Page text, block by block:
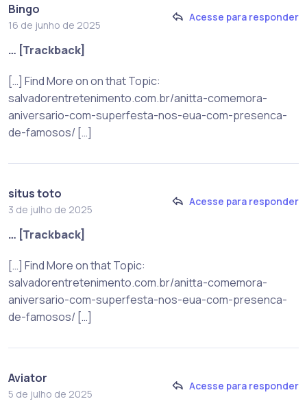
Bingo
16 de junho de 2025
Acesse para responder
… [Trackback]
[…] Find More on on that Topic:
salvadorentretenimento.com.br/anitta-comemora-
aniversario-com-superfesta-nos-eua-com-presenca-
de-famosos/ […]
situs toto
3 de julho de 2025
Acesse para responder
… [Trackback]
[…] Find More on that Topic:
salvadorentretenimento.com.br/anitta-comemora-
aniversario-com-superfesta-nos-eua-com-presenca-
de-famosos/ […]
Aviator
5 de julho de 2025
Acesse para responder